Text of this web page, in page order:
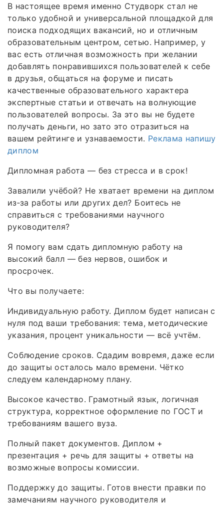
В настоящее время именно Студворк стал не
только удобной и универсальной площадкой для
поиска подходящих вакансий, но и отличным
образовательным центром, сетью. Например, у
вас есть отличная возможность при желании
добавлять понравившихся пользователей к себе
в друзья, общаться на форуме и писать
качественные образовательного характера
экспертные статьи и отвечать на волнующие
пользователей вопросы. За это вы не будете
получать деньги, но зато это отразиться на
вашем рейтинге и узнаваемости. Реклама напишу
диплом
Дипломная работа — без стресса и в срок!
Завалили учёбой? Не хватает времени на диплом
из‑за работы или других дел? Боитесь не
справиться с требованиями научного
руководителя?
Я помогу вам сдать дипломную работу на
высокий балл — без нервов, ошибок и
просрочек.
Что вы получаете:
Индивидуальную работу. Диплом будет написан с
нуля под ваши требования: тема, методические
указания, процент уникальности — всё учтём.
Соблюдение сроков. Сдадим вовремя, даже если
до защиты осталось мало времени. Чётко
следуем календарному плану.
Высокое качество. Грамотный язык, логичная
структура, корректное оформление по ГОСТ и
требованиям вашего вуза.
Полный пакет документов. Диплом +
презентация + речь для защиты + ответы на
возможные вопросы комиссии.
Поддержку до защиты. Готов внести правки по
замечаниям научного руководителя и